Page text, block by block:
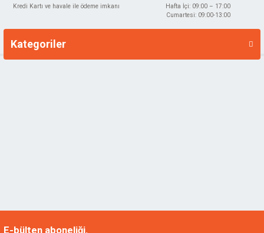
Kredi Kartı ve havale ile ödeme imkanı
Hafta İçi: 09:00 – 17:00
Cumartesi: 09:00-13:00
Kategoriler
Markalar
E-bülten aboneliği.